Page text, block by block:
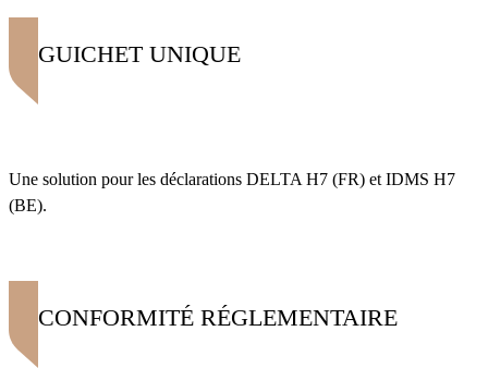
GUICHET UNIQUE
Une solution pour les déclarations DELTA H7 (FR) et IDMS H7
(BE).
CONFORMITÉ RÉGLEMENTAIRE